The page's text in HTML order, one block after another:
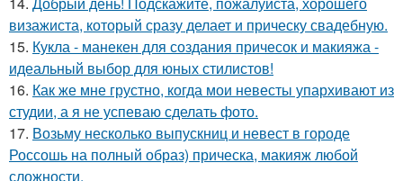
визажиста, который сразу делает и прическу свадебную.
15. Кукла - манекен для создания причесок и макияжа -
идеальный выбор для юных стилистов!
16. Как же мне грустно, когда мои невесты упархивают из
студии, а я не успеваю сделать фото.
17. Возьму несколько выпускниц и невест в городе
Россошь на полный образ) прическа, макияж любой
сложности.